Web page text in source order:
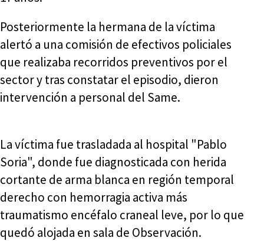
Posteriormente la hermana de la víctima
alertó a una comisión de efectivos policiales
que realizaba recorridos preventivos por el
sector y tras constatar el episodio, dieron
intervención a personal del Same.
La víctima fue trasladada al hospital "Pablo
Soria", donde fue diagnosticada con herida
cortante de arma blanca en región temporal
derecho con hemorragia activa más
traumatismo encéfalo craneal leve, por lo que
quedó alojada en sala de Observación.